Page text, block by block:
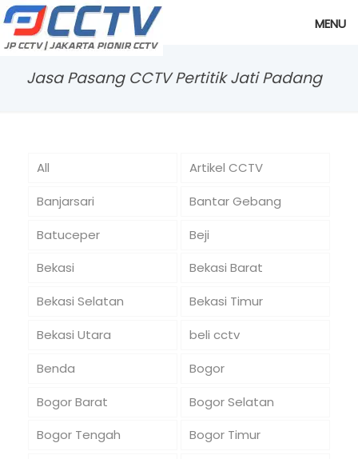
MENU
Jasa Pasang CCTV Pertitik Jati Padang
All
Artikel CCTV
Banjarsari
Bantar Gebang
Batuceper
Beji
Bekasi
Bekasi Barat
Bekasi Selatan
Bekasi Timur
Bekasi Utara
beli cctv
Benda
Bogor
Bogor Barat
Bogor Selatan
Bogor Tengah
Bogor Timur